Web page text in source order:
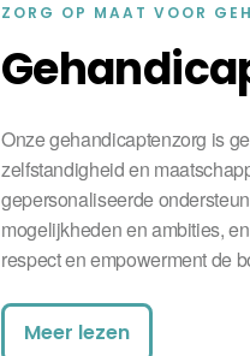
ZORG OP MAAT VOOR
Onze gehandicaptenzorg is
zelfstandigheid en
gepersonaliseerde
mogelijkheden en ambities,
respect en empowerment de
Meer lezen